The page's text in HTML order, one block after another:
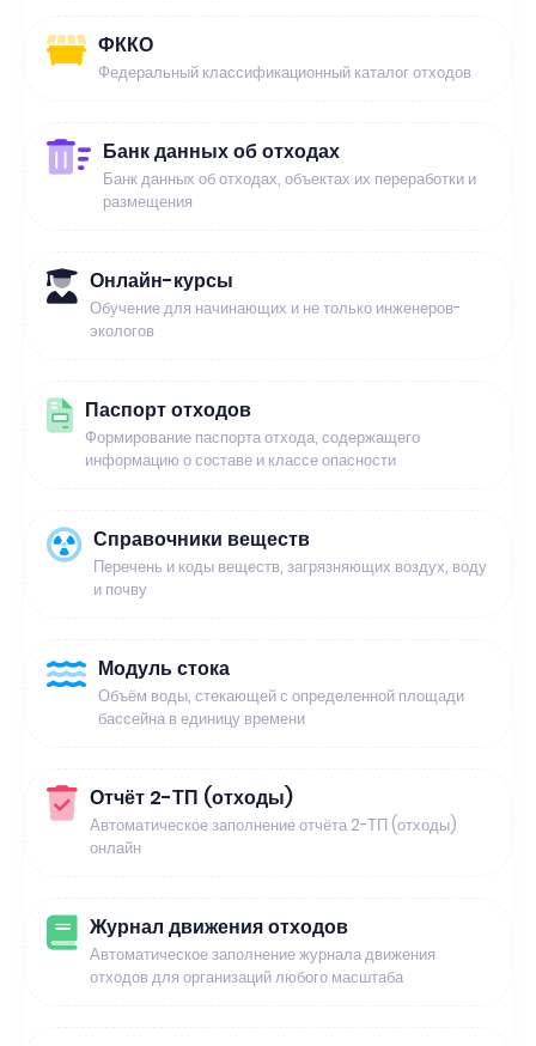
ФККО
Федеральный классификационный каталог отходов
Банк данных об отходах
Банк данных об отходах, объектах их переработки и
размещения
Онлайн-курсы
Обучение для начинающих и не только инженеров-
экологов
Паспорт отходов
Формирование паспорта отхода, содержащего
информацию о составе и классе опасности
Справочники веществ
Перечень и коды веществ, загрязняющих воздух, воду
и почву
Модуль стока
Объём воды, стекающей с определенной площади
бассейна в единицу времени
Отчёт 2-ТП (отходы)
Автоматическое заполнение отчёта 2-ТП (отходы)
онлайн
Журнал движения отходов
Автоматическое заполнение журнала движения
отходов для организаций любого масштаба